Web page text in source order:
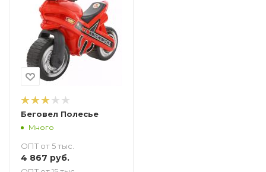
Беговел Полесье
Много
ОПТ от 5 тыс.
4 867 руб.